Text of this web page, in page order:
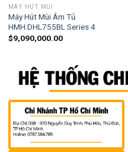
MÁY HÚT MÙI
Máy Hút Mùi Âm Tủ
HMH.DHL755BL Series 4
$9,090,000.00